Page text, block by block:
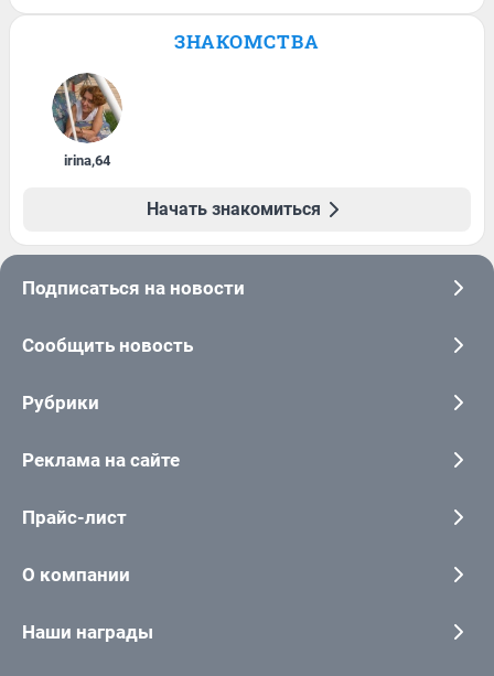
ЗНАКОМСТВА
irina,64
Начать знакомиться
Подписаться на новости
Сообщить новость
Рубрики
Реклама на сайте
Прайс-лист
О компании
Наши награды